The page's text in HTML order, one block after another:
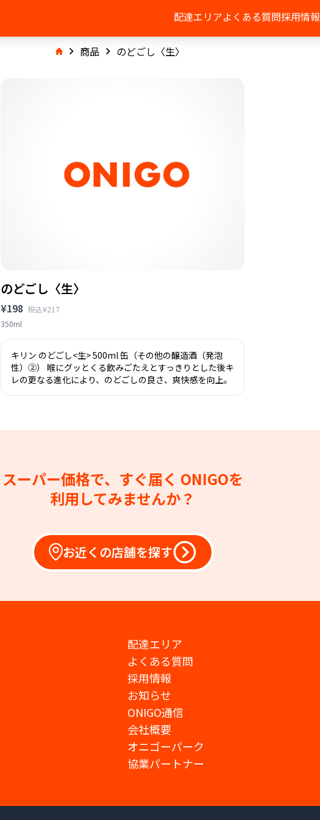
配達エリアよくある質問採用情報
商品 のどごし〈生〉
のどごし〈生〉
¥198 税込¥217
350ml
キリン のどごし<生> 500ml 缶（その他の醸造酒（発泡
性）②） 喉にグッとくる飲みごたえとすっきりとした後キ
レの更なる進化により、のどごしの良さ、爽快感を向上。
スーパー価格で、すぐ届く ONIGOを
利用してみませんか？
お近くの店舗を探す
配達エリア
よくある質問
採用情報
お知らせ
ONIGO通信
会社概要
オニゴーパーク
協業パートナー